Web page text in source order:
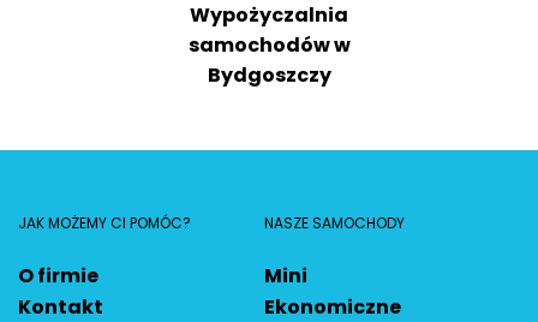
Wypożyczalnia
samochodów w
Bydgoszczy
JAK MOŻEMY CI POMÓC?
O firmie
Kontakt
NASZE SAMOCHODY
Mini
Ekonomiczne